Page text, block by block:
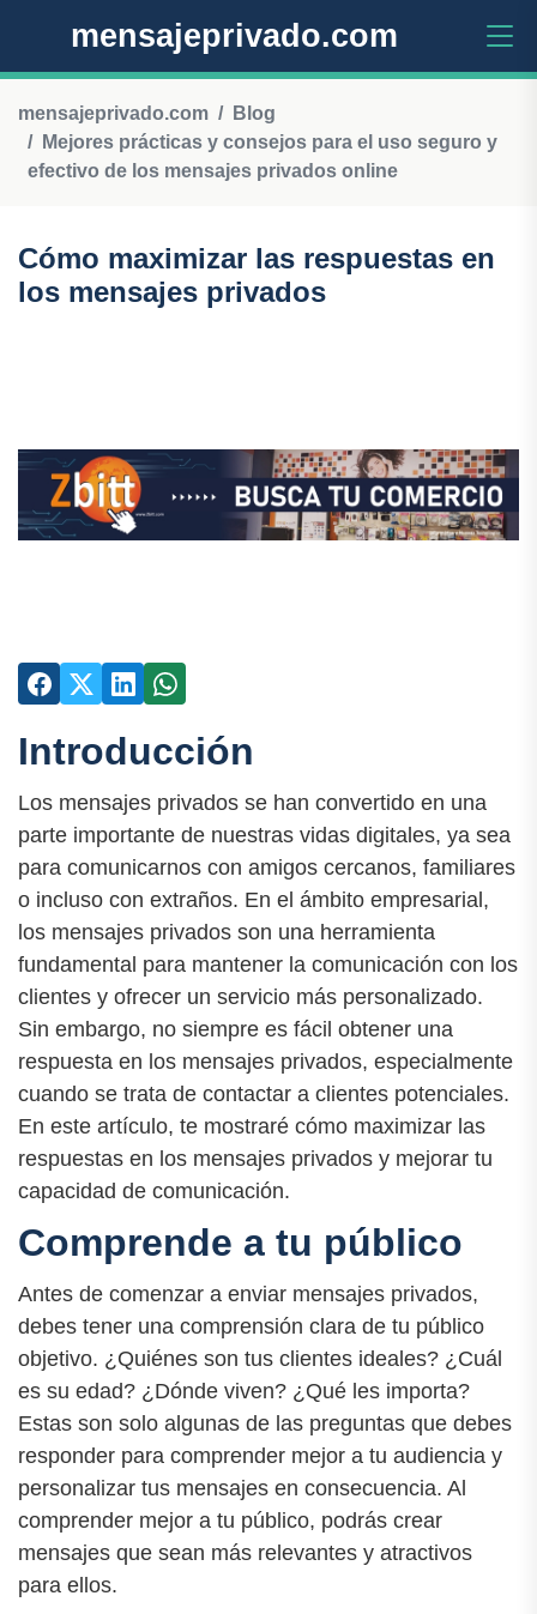
mensajeprivado.com
mensajeprivado.com
Blog
Mejores prácticas y consejos para el uso seguro y
efectivo de los mensajes privados online
Cómo maximizar las respuestas en
los mensajes privados
Introducción
Los mensajes privados se han convertido en una
parte importante de nuestras vidas digitales, ya sea
para comunicarnos con amigos cercanos, familiares
o incluso con extraños. En el ámbito empresarial,
los mensajes privados son una herramienta
fundamental para mantener la comunicación con los
clientes y ofrecer un servicio más personalizado.
Sin embargo, no siempre es fácil obtener una
respuesta en los mensajes privados, especialmente
cuando se trata de contactar a clientes potenciales.
En este artículo, te mostraré cómo maximizar las
respuestas en los mensajes privados y mejorar tu
capacidad de comunicación.
Comprende a tu público
Antes de comenzar a enviar mensajes privados,
debes tener una comprensión clara de tu público
objetivo. ¿Quiénes son tus clientes ideales? ¿Cuál
es su edad? ¿Dónde viven? ¿Qué les importa?
Estas son solo algunas de las preguntas que debes
responder para comprender mejor a tu audiencia y
personalizar tus mensajes en consecuencia. Al
comprender mejor a tu público, podrás crear
mensajes que sean más relevantes y atractivos
para ellos.